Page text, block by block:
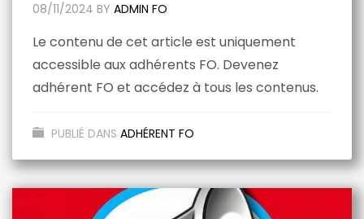
08/11/2024 BY ADMIN FO
Le contenu de cet article est uniquement
accessible aux adhérents FO. Devenez
adhérent FO et accédez à tous les contenus.
PUBLIÉ DANS ADHÉRENT FO